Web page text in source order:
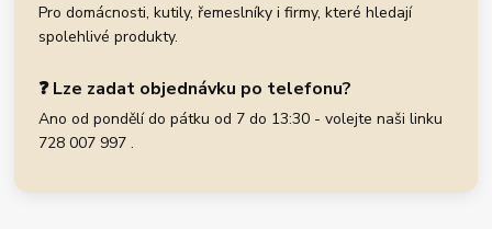
Pro domácnosti, kutily, řemeslníky i firmy, které hledají
spolehlivé produkty.
❓ Lze zadat objednávku po telefonu?
Ano od pondělí do pátku od 7 do 13:30 - volejte naši linku
728 007 997 .